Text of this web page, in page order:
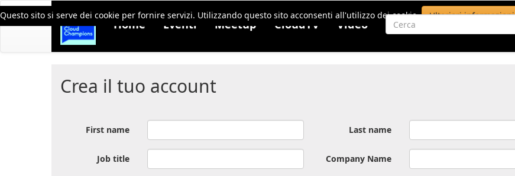
Questo sito si serve dei cookie per fornire servizi. Utilizzando questo sito acconsenti all'utilizzo dei cookie. Ulteriori informazioni
Home Eventi Meetup CloudTV Video
Crea il tuo account
First name Last name
Job title Company Name